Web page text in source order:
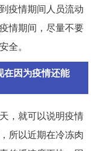
疫情期间人员流动
情期间，尽量不要
全。
在因为疫情还能
，就可以说明疫情
所以近期在冷冻肉